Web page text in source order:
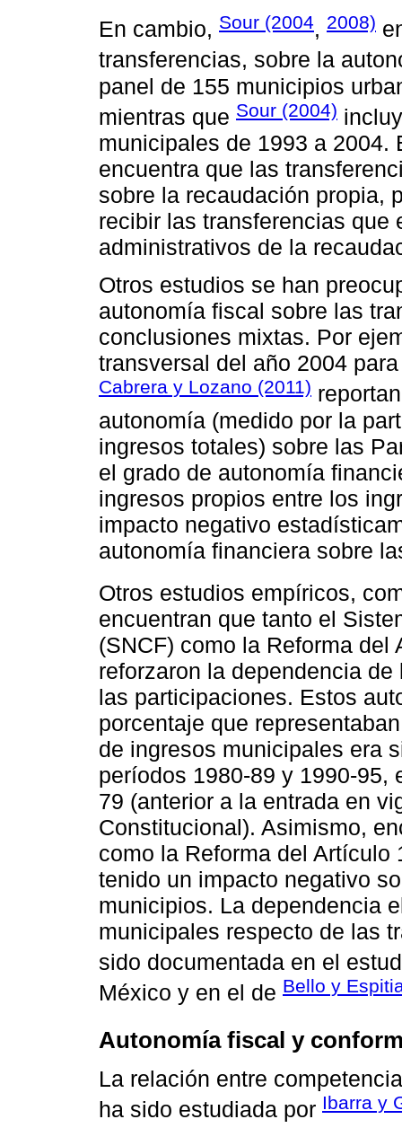
En cambio, Sour (2004, 2008)
transferencias, sobre la
panel de 155 municipios
mientras que Sour (2004)
municipales de 1993 a 2004.
encuentra que las
sobre la recaudación propia,
recibir las transferencias
administrativos de la
Otros estudios se han
autonomía fiscal sobre las
conclusiones mixtas. Por
transversal del año 2004
Cabrera y Lozano (2011)
autonomía (medido por la
ingresos totales) sobre las
el grado de autonomía
ingresos propios entre los
impacto negativo
autonomía financiera sobre
Otros estudios empíricos,
encuentran que tanto el
(SNCF) como la Reforma
reforzaron la dependencia
las participaciones. Estos
porcentaje que
de ingresos municipales era
períodos 1980-89 y 1990-95,
79 (anterior a la entrada en
Constitucional). Asimismo,
como la Reforma del Artículo
tenido un impacto negativo
municipios. La dependencia
municipales respecto de las
sido documentada en el
México y en el de Bello y
Autonomía fiscal y
La relación entre
ha sido estudiada por Ibarra y